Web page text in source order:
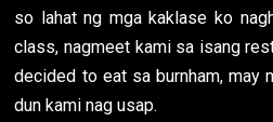
so lahat ng mga kaklase ko
class, nagmeet kami sa isang
decided to eat sa burnham, may
dun kami nag usap.